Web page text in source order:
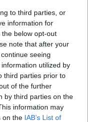
to third parties, or
information for
below opt-out
note that after your
seeing
utilized by
third parties prior to
of the further
by third parties on the
information may
on the IAB’s List of